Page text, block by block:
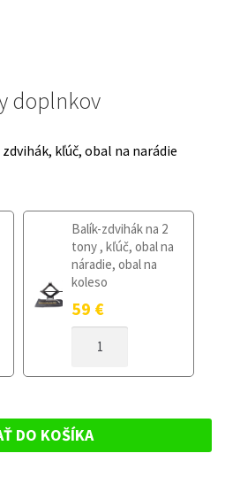
doplnkov
kľúč, obal na narádie
Balík-zdvihák na 2
tony , kľúč, obal na
náradie, obal na
koleso
59 €
DOJAZDOVÉ
D4
D4
DO KOŠÍKA